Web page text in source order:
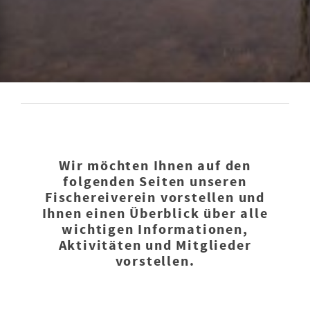
Wir möchten Ihnen auf den
folgenden Seiten unseren
Fischereiverein vorstellen und
Ihnen einen Überblick über alle
wichtigen Informationen,
Aktivitäten und Mitglieder
vorstellen.